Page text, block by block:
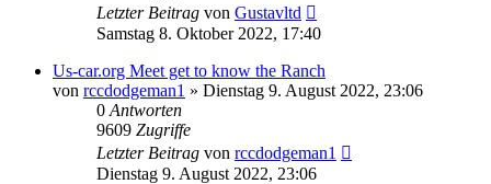
Letzter Beitrag von Gustavltd
Samstag 8. Oktober 2022, 17:40
Us-car.org Meet get to know the Ranch
von rccdodgeman1 » Dienstag 9. August 2022, 23:06
0 Antworten
9609 Zugriffe
Letzter Beitrag von rccdodgeman1
Dienstag 9. August 2022, 23:06